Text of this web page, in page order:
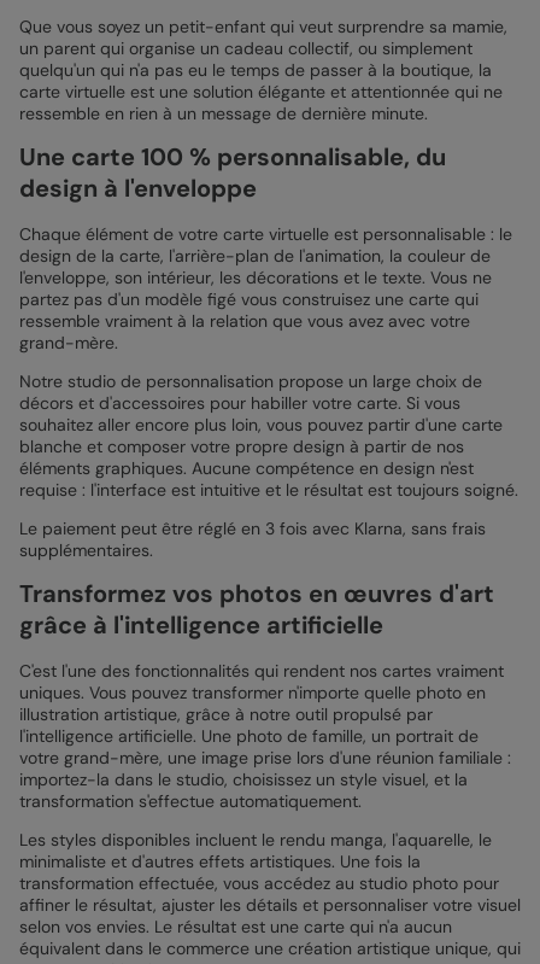
Que vous soyez un petit-enfant qui veut surprendre sa mamie,
un parent qui organise un cadeau collectif, ou simplement
quelqu'un qui n'a pas eu le temps de passer à la boutique, la
carte virtuelle est une solution élégante et attentionnée qui ne
ressemble en rien à un message de dernière minute.
Une carte 100 % personnalisable, du
design à l'enveloppe
Chaque élément de votre carte virtuelle est personnalisable : le
design de la carte, l'arrière-plan de l'animation, la couleur de
l'enveloppe, son intérieur, les décorations et le texte. Vous ne
partez pas d'un modèle figé vous construisez une carte qui
ressemble vraiment à la relation que vous avez avec votre
grand-mère.
Notre studio de personnalisation propose un large choix de
décors et d'accessoires pour habiller votre carte. Si vous
souhaitez aller encore plus loin, vous pouvez partir d'une carte
blanche et composer votre propre design à partir de nos
éléments graphiques. Aucune compétence en design n'est
requise : l'interface est intuitive et le résultat est toujours soigné.
Le paiement peut être réglé en 3 fois avec Klarna, sans frais
supplémentaires.
Transformez vos photos en œuvres d'art
grâce à l'intelligence artificielle
C'est l'une des fonctionnalités qui rendent nos cartes vraiment
uniques. Vous pouvez transformer n'importe quelle photo en
illustration artistique, grâce à notre outil propulsé par
l'intelligence artificielle. Une photo de famille, un portrait de
votre grand-mère, une image prise lors d'une réunion familiale :
importez-la dans le studio, choisissez un style visuel, et la
transformation s'effectue automatiquement.
Les styles disponibles incluent le rendu manga, l'aquarelle, le
minimaliste et d'autres effets artistiques. Une fois la
transformation effectuée, vous accédez au studio photo pour
affiner le résultat, ajuster les détails et personnaliser votre visuel
selon vos envies. Le résultat est une carte qui n'a aucun
équivalent dans le commerce une création artistique unique, qui